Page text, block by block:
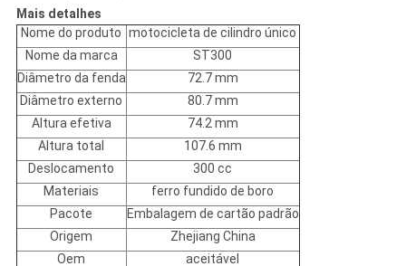
Mais detalhes
Nome do produto motocicleta de cilindro único
Nome da marca
ST300
Diâmetro da fenda
72.7 mm
Diâmetro externo
80.7 mm
Altura efetiva
74.2 mm
Altura total
107.6 mm
Deslocamento
300 cc
Materiais
ferro fundido de boro
Pacote
Embalagem de cartão padrão
Origem
Zhejiang China
Oem
aceitável